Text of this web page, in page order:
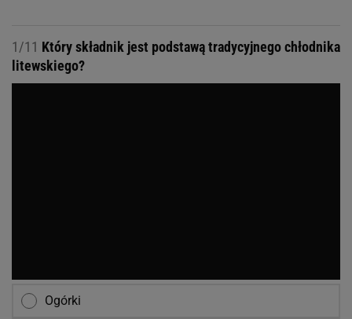
1/11 Który składnik jest podstawą tradycyjnego chłodnika
litewskiego?
Ogórki